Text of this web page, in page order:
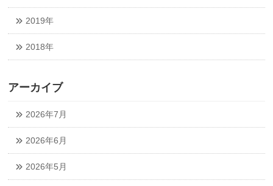
2019年
2018年
アーカイブ
2026年7月
2026年6月
2026年5月